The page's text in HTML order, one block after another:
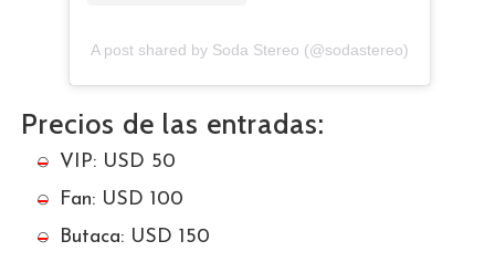
A post shared by Soda Stereo (@sodastereo)
Precios de las entradas:
VIP: USD 50
Fan: USD 100
Butaca: USD 150